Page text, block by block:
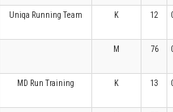
Uniqa Running Team K 12
M 76
MD Run Training K 13